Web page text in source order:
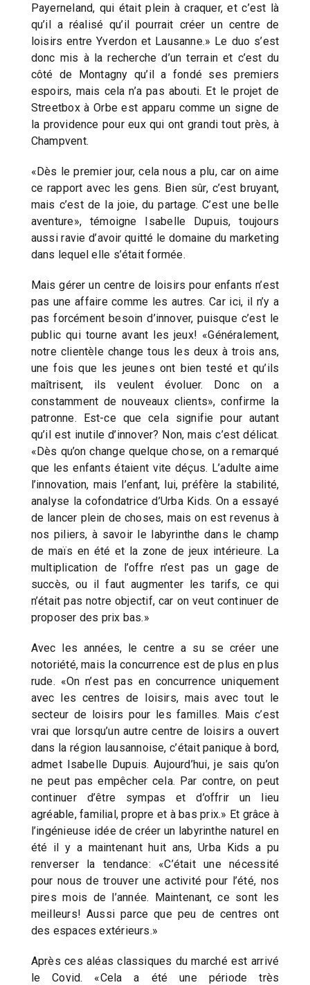
Payerneland, qui était plein à craquer, et c’est là
qu’il a réalisé qu’il pourrait créer un centre de
loisirs entre Yverdon et Lausanne.» Le duo s’est
donc mis à la recherche d’un terrain et c’est du
côté de Montagny qu’il a fondé ses premiers
espoirs, mais cela n’a pas abouti. Et le projet de
Streetbox à Orbe est apparu comme un signe de
la providence pour eux qui ont grandi tout près, à
Champvent.
«Dès le premier jour, cela nous a plu, car on aime
ce rapport avec les gens. Bien sûr, c’est bruyant,
mais c’est de la joie, du partage. C’est une belle
aventure», témoigne Isabelle Dupuis, toujours
aussi ravie d’avoir quitté le domaine du marketing
dans lequel elle s’était formée.
Mais gérer un centre de loisirs pour enfants n’est
pas une affaire comme les autres. Car ici, il n’y a
pas forcément besoin d’innover, puisque c’est le
public qui tourne avant les jeux! «Généralement,
notre clientèle change tous les deux à trois ans,
une fois que les jeunes ont bien testé et qu’ils
maîtrisent, ils veulent évoluer. Donc on a
constamment de nouveaux clients», confirme la
patronne. Est-ce que cela signifie pour autant
qu’il est inutile d’innover? Non, mais c’est délicat.
«Dès qu’on change quelque chose, on a remarqué
que les enfants étaient vite déçus. L’adulte aime
l’innovation, mais l’enfant, lui, préfère la stabilité,
analyse la cofondatrice d’Urba Kids. On a essayé
de lancer plein de choses, mais on est revenus à
nos piliers, à savoir le labyrinthe dans le champ
de maïs en été et la zone de jeux intérieure. La
multiplication de l’offre n’est pas un gage de
succès, ou il faut augmenter les tarifs, ce qui
n’était pas notre objectif, car on veut continuer de
proposer des prix bas.»
Avec les années, le centre a su se créer une
notoriété, mais la concurrence est de plus en plus
rude. «On n’est pas en concurrence uniquement
avec les centres de loisirs, mais avec tout le
secteur de loisirs pour les familles. Mais c’est
vrai que lorsqu’un autre centre de loisirs a ouvert
dans la région lausannoise, c’était panique à bord,
admet Isabelle Dupuis. Aujourd’hui, je sais qu’on
ne peut pas empêcher cela. Par contre, on peut
continuer d’être sympas et d’offrir un lieu
agréable, familial, propre et à bas prix.» Et grâce à
l’ingénieuse idée de créer un labyrinthe naturel en
été il y a maintenant huit ans, Urba Kids a pu
renverser la tendance: «C’était une nécessité
pour nous de trouver une activité pour l’été, nos
pires mois de l’année. Maintenant, ce sont les
meilleurs! Aussi parce que peu de centres ont
des espaces extérieurs.»
Après ces aléas classiques du marché est arrivé
le Covid. «Cela a été une période très